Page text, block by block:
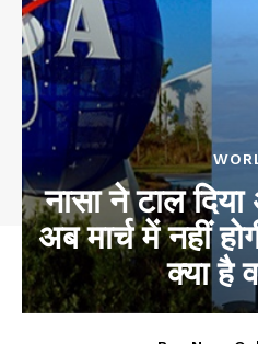
नासा ने टाल
अब मार्च में नहीं
क्‍या है